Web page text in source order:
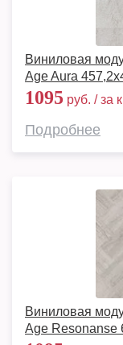
Виниловая
Age Aura
1095 руб. / за
Подробнее
Виниловая
Age Resonanse